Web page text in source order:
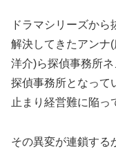
ドラマシリーズか
解決してきたアンナ
洋介)ら探偵事務所
探偵事務所となって
止まり経営難に陥っ
その異変が連鎖する